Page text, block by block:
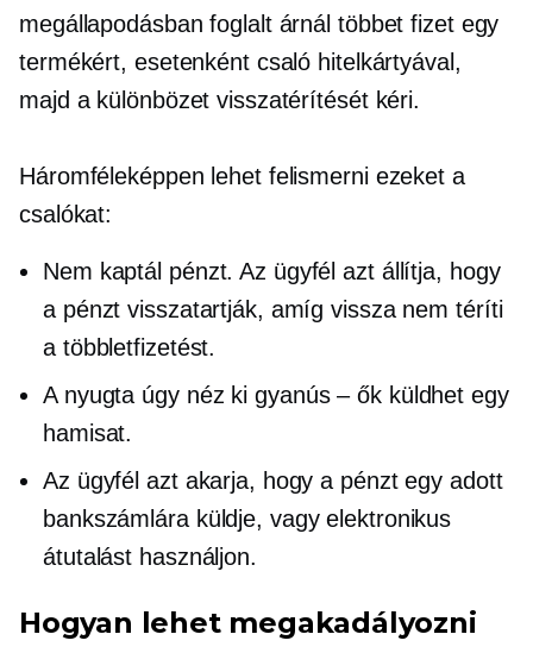
megállapodásban foglalt árnál többet fizet egy
termékért, esetenként csaló hitelkártyával,
majd a különbözet ​​visszatérítését kéri.
Háromféleképpen lehet felismerni ezeket a
csalókat:
Nem kaptál pénzt. Az ügyfél azt állítja, hogy
a pénzt visszatartják, amíg vissza nem téríti
a többletfizetést.
A nyugta úgy néz ki gyanús – őkküldhet egy
hamisat.
Az ügyfél azt akarja, hogy a pénzt egy adott
bankszámlára küldje, vagy elektronikus
átutalást használjon.
Hogyan lehet megakadályozni